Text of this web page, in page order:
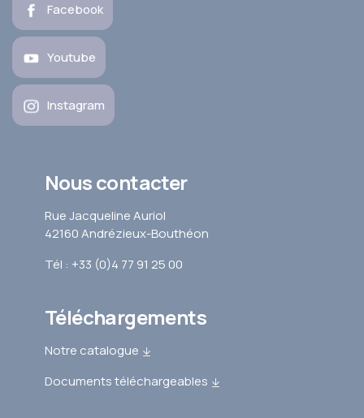
Facebook
Youtube
Instagram
Nous contacter
Rue Jacqueline Auriol
42160 Andrézieux-Bouthéon
Tél : +33 (0)4 77 91 25 00
Téléchargements
Notre catalogue
Documents téléchargeables